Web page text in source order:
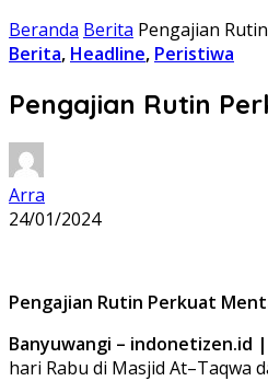
Beranda Berita Pengajian
Berita, Headline, Peristiwa
Pengajian Rutin
Arra
24/01/2024
Pengajian Rutin Perkuat
Banyuwangi – indonetizen.id |
hari Rabu di Masjid At–Taqwa